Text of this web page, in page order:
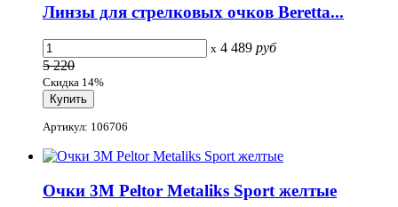
Линзы для стрелковых очков Beretta...
x 4 489 руб
5 220
Скидка 14%
Артикул: 106706
Очки 3M Peltor Metaliks Sport желтые